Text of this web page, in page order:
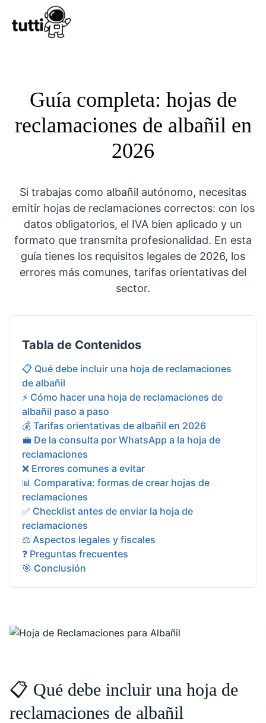
Guía completa: hojas de
reclamaciones de albañil en
2026
Si trabajas como albañil autónomo, necesitas
emitir hojas de reclamaciones correctos: con los
datos obligatorios, el IVA bien aplicado y un
formato que transmita profesionalidad. En esta
guía tienes los requisitos legales de 2026, los
errores más comunes, tarifas orientativas del
sector.
Tabla de Contenidos
📋 Qué debe incluir una hoja de reclamaciones
de albañil
⚡ Cómo hacer una hoja de reclamaciones de
albañil paso a paso
💰 Tarifas orientativas de albañil en 2026
💼 De la consulta por WhatsApp a la hoja de
reclamaciones
❌ Errores comunes a evitar
📊 Comparativa: formas de crear hojas de
reclamaciones
✅ Checklist antes de enviar la hoja de
reclamaciones
⚖️ Aspectos legales y fiscales
❓ Preguntas frecuentes
🎯 Conclusión
📋 Qué debe incluir una hoja de
reclamaciones de albañil